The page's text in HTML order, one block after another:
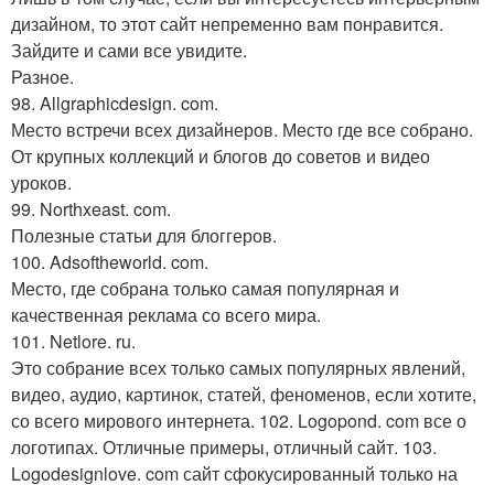
дизайном, то этот сайт непременно вам понравится.
Зайдите и сами все увидите.
Разное.
98. Allgraphicdesign. com.
Место встречи всех дизайнеров. Место где все собрано.
От крупных коллекций и блогов до советов и видео
уроков.
99. Northxeast. com.
Полезные статьи для блоггеров.
100. Adsoftheworld. com.
Место, где собрана только самая популярная и
качественная реклама со всего мира.
101. Netlore. ru.
Это собрание всех только самых популярных явлений,
видео, аудио, картинок, статей, феноменов, если хотите,
со всего мирового интернета. 102. Logopond. com все о
логотипах. Отличные примеры, отличный сайт. 103.
Logodesignlove. com сайт сфокусированный только на